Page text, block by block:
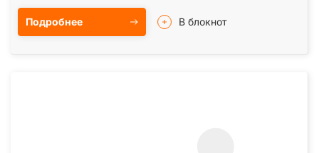
Подробнее В блокнот